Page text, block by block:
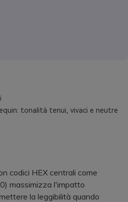
tonalità tenui, vivaci e neutre
codici HEX centrali come
massimizza l'impatto
la leggibilità quando